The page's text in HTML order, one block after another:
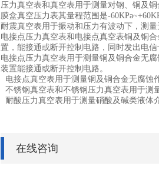
压力真空表和真空表用于测量对钢、铜及
膜盒真空压力表其量程范围是-
耐震真空表用于振动和压力有波动下，测量
电接点压力真空表和电接点真空表铜及铜
置，能接通或断开控制电路，同时发出电信
电接点压力真空表用于测量铜及铜合金无
装置能接通或断开控制电路。
电接点真空表用于测量铜及铜合金无腐蚀
不锈钢真空表和不锈钢压力真空表用于测
耐酸压力真空表用于测量硝酸及碱类液体
在线咨询